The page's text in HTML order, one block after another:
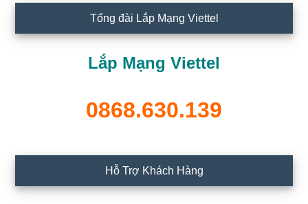
Tổng đài Lắp Mạng Viettel
Lắp Mạng Viettel
0868.630.139
Hỗ Trợ Khách Hàng